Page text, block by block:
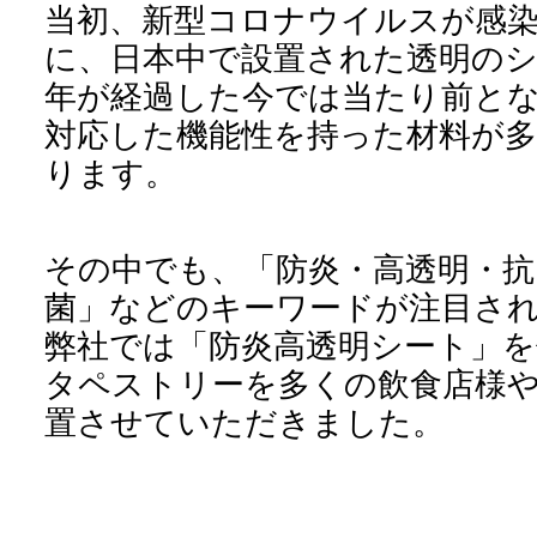
当初、新型コロナウイルスが感
に、日本中で設置された透明の
年が経過した今では当たり前と
対応した機能性を持った材料が
ります。
その中でも、「防炎・高透明・
菌」などのキーワードが注目さ
弊社では「防炎高透明シート」
タペストリーを多くの飲食店様
置させていただきました。